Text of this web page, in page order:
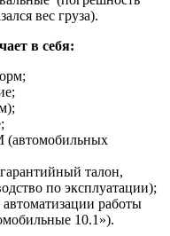
вес груза).
в себя:
(автомобильных
талон,
по эксплуатации);
работы
10.1»).